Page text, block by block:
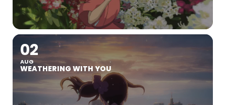
02
AUG
WEATHERING WITH YOU